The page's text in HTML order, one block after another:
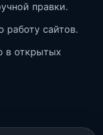
правки.
работу сайтов.
в открытых